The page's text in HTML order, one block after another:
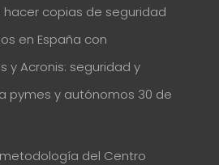
copias de seguridad
en España con
y Acronis: seguridad y
pymes y autónomos 30 de
metodología del Centro